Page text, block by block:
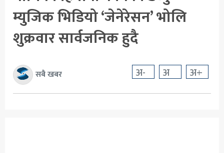
अन्तर्राष्ट्रिय
शिक्षा
मनोरञ्जन
खेलकुद
म्युजिक भिडियो ‘जेनेरेसन’ भोलि
शुक्रवार सार्वजनिक हुदै
सबै खबर अ- अ अ+